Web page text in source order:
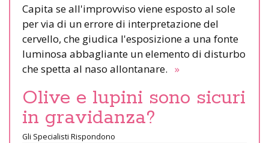
Capita se all'improvviso viene esposto al sole
per via di un errore di interpretazione del
cervello, che giudica l'esposizione a una fonte
luminosa abbagliante un elemento di disturbo
che spetta al naso allontanare. »
Olive e lupini sono sicuri
in gravidanza?
Gli Specialisti Rispondono